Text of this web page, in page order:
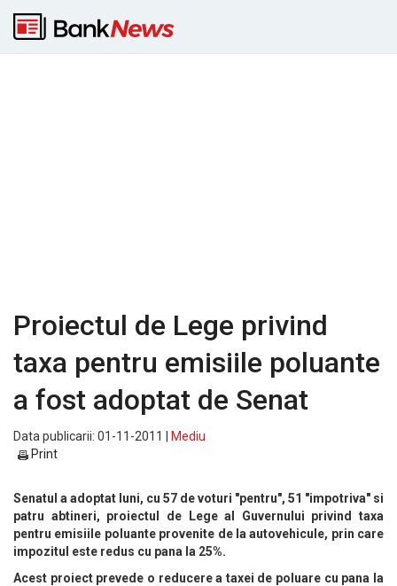
Proiectul de Lege privind
taxa pentru emisiile poluante
a fost adoptat de Senat
Data publicarii: 01-11-2011 |
Mediu
Print
Senatul a adoptat luni, cu 57 de voturi "pentru", 51 "impotriva" si
patru abtineri, proiectul de Lege al Guvernului privind taxa
pentru emisiile poluante provenite de la autovehicule, prin care
impozitul este redus cu pana la 25%.
Acest proiect prevede o reducere a taxei de poluare cu pana la